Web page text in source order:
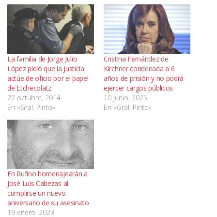
La familia de Jorge Julio
López pidió que la Justicia
actúe de oficio por el papel
de Etchecolatz
27 octubre, 2014
En «Gral. Pinto»
Cristina Fernández de
Kirchner condenada a 6
años de prisión y no podrá
ejercer cargos públicos
10 junio, 2025
En «Gral. Pinto»
En Rufino homenajearán a
José Luis Cabezas al
cumplirse un nuevo
aniversario de su asesinato
19 enero, 2023